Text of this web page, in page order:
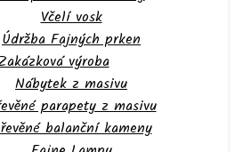
Včelí vosk
Údržba Fajných prken
výroba
Nábytek z masivu
parapety z masivu
balanční kameny